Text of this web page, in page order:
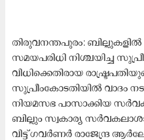
തിരുവനന്തപുരം: ബില്ലുകളിൽ
സമയപരിധി നിശ്ചയിച്ച
വിധിക്കെതിരായ
സുപ്രീംകോടതിയിൽ വാദം
നിയമസഭ പാസാക്കിയ
ബില്ലും സ്വകാര്യ
വിട്ട് ഗവർണർ രാജേന്ദ്ര